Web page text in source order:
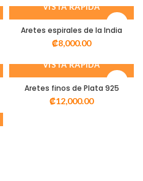
VISTA RÁPIDA
Aretes espirales de la India
₡8,000.00
VISTA RÁPIDA
Aretes finos de Plata 925
₡12,000.00